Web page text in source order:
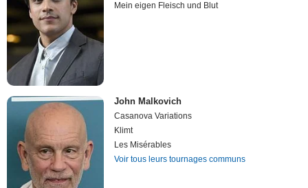
Mein eigen Fleisch und Blut
John Malkovich
Casanova Variations
Klimt
Les Misérables
Voir tous leurs tournages communs